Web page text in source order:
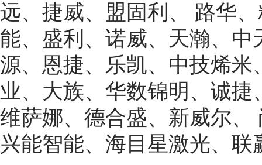
远、捷威、盟固利、 路华
能、盛利、诺威、天瀚、
源、恩捷、乐凯、中技烯
业、大族、华数锦明、诚
维萨娜、德合盛、新威尔
兴能智能、海目星激光、